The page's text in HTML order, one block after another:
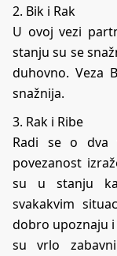
2. Bik i Rak
U ovoj vezi
stanju su se
duhovno. Veza
snažnija.
3. Rak i Ribe
Radi se o dva
povezanost
su u stanju
svakakvim
dobro upoznaju
su vrlo